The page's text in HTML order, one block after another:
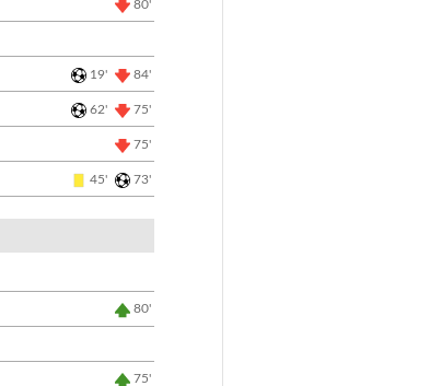
80'
19' 84'
62' 75'
75'
45' 73'
80'
75'